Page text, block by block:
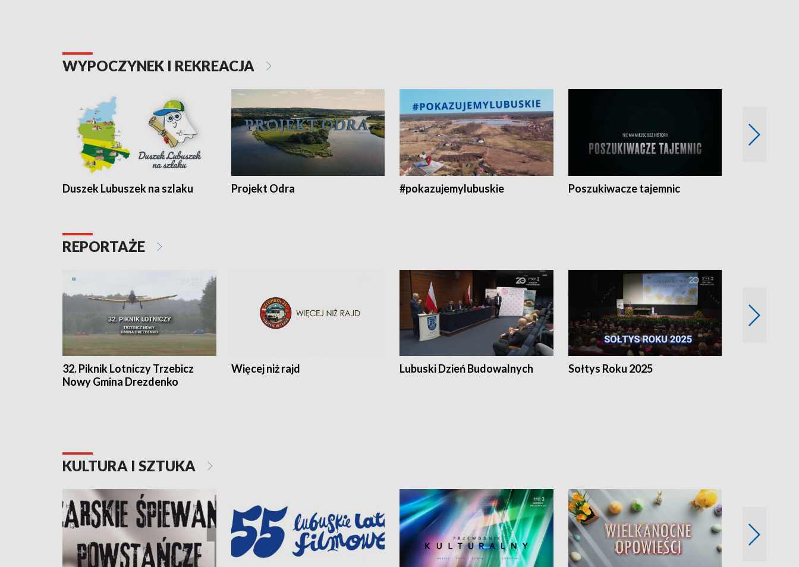
WYPOCZYNEK I REKREACJA
Duszek Lubuszek na szlaku Projekt Odra #pokazujemylubuskie Poszukiwacze tajemnic
REPORTAŻE
32. Piknik Lotniczy Trzebicz
Nowy Gmina Drezdenko
Więcej niż rajd Lubuski Dzień Budowalnych Sołtys Roku 2025
KULTURA I SZTUKA